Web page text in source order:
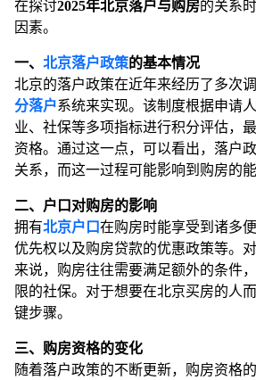
在探讨2025年北京落户与购房的关系
因素。
一、 北京落户政策的基本情况
北京的落户政策在近年来经历了多次
分落户系统来实现。该制度根据申请
业、社保等多项指标进行积分评估，
资格。通过这一点，可以看出，落户
关系，而这一过程可能影响到购房的能
二、户口对购房的影响
拥有北京户口在购房时能享受到诸多
优先权以及购房贷款的优惠政策等。
来说，购房往往需要满足额外的条件
限的社保。对于想要在北京买房的人
键步骤。
三、购房资格的变化
随着落户政策的不断更新，购房资格